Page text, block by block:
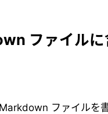
ファイル
ファイルを